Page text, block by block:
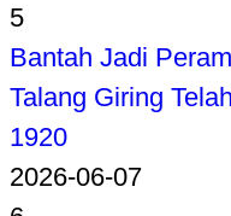
5
Bantah Jadi
Talang Giring
1920
2026-06-07